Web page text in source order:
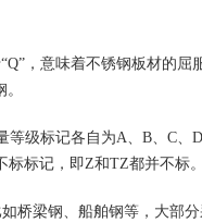
，意味着不锈钢板材的屈
级标记各自为A、B、C、
标记，即Z和TZ都并不标
如桥梁钢、船舶钢等，大部